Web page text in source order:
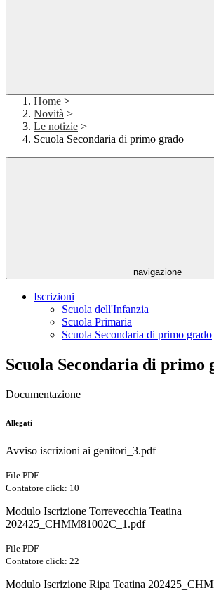
Home >
Novità >
Le notizie >
Scuola Secondaria di primo grado
navigazione
Iscrizioni
Scuola dell'Infanzia
Scuola Primaria
Scuola Secondaria di primo grado
Scuola Secondaria di primo
Documentazione
Allegati
Avviso iscrizioni ai genitori_3.pdf
File PDF
Contatore click: 10
Modulo Iscrizione Torrevecchia Teatina
202425_CHMM81002C_1.pdf
File PDF
Contatore click: 22
Modulo Iscrizione Ripa Teatina